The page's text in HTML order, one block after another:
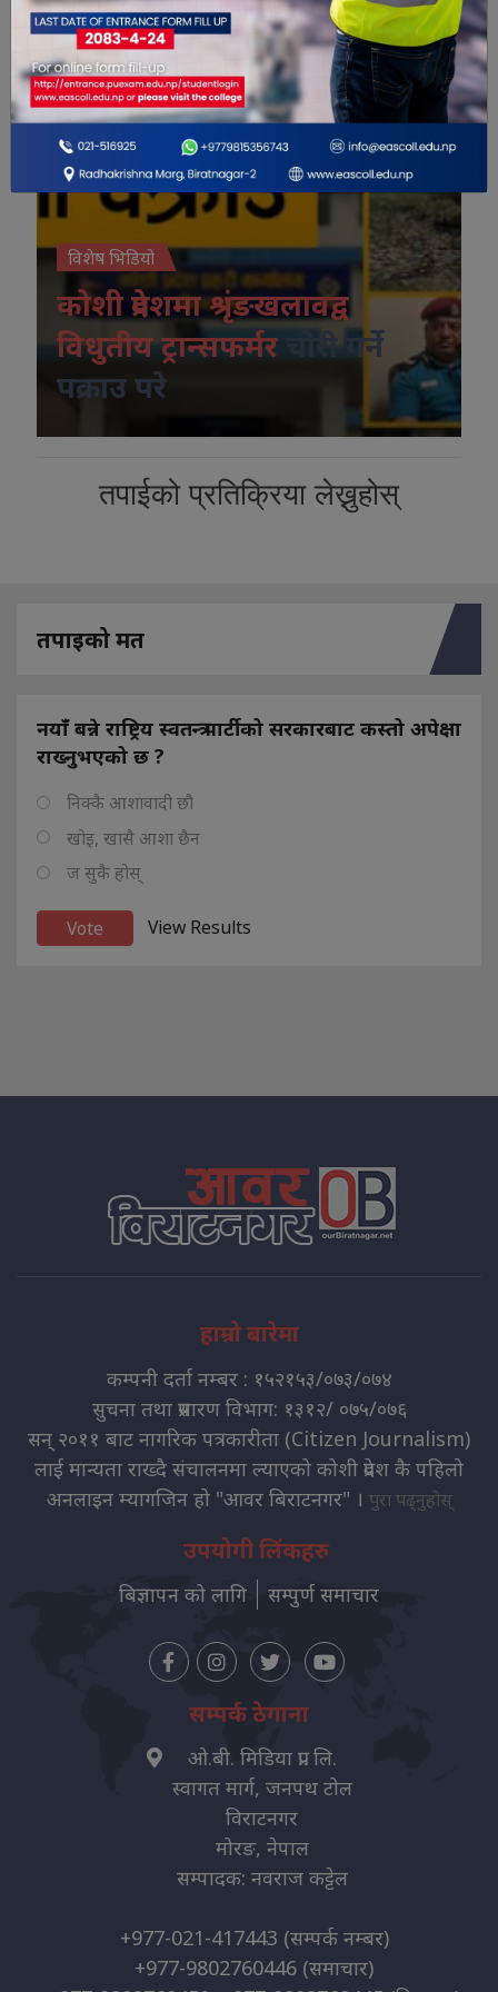
विशेष भिडियो
कोशी प्रदेशमा श्रृंङखलावद्व
विधुतीय ट्रान्सफर्मर
चोरी गर्ने
पक्राउ परे
तपाईको प्रतिक्रिया लेख्नुहोस्
तपाइको मत
नयाँ बन्ने राष्ट्रिय स्वतन्त्र पार्टीको सरकारबाट कस्तो अपेक्षा
राख्नुभएको छ ?
निक्कै आशावादी छौ
खोइ, खासै आशा छैन
ज सुकै होस्
View Results
हाम्रो बारेमा
कम्पनी दर्ता नम्बर : १५२१५३/०७३/०७४
सुचना तथा प्रसारण विभाग: १३१२/ ०७५/०७६
सन् २०११ बाट नागरिक पत्रकारीता (Citizen Journalism)
लाई मान्यता राख्दै संचालनमा ल्याएको कोशी प्रदेश कै पहिलो
अनलाइन म्यागजिन हो "आवर बिराटनगर" । पुरा पढ्नुहोस्
उपयोगी लिंकहरु
बिज्ञापन को लागि सम्पुर्ण समाचार
सम्पर्क ठेगाना
ओ.बी. मिडिया प्रा. लि.
स्वागत मार्ग, जनपथ टोल
विराटनगर
मोरङ, नेपाल
सम्पादक: नवराज कट्टेल
+977-021-417443 (सम्पर्क नम्बर)
+977-9802760446 (समाचार)